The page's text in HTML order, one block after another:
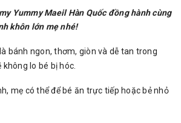
Yummy Maeil Hàn Quốc đồng hành cùng
khôn lớn mẹ nhé!
bánh ngon, thơm, giòn và dễ tan trong
lo bé bị hóc.
mẹ có thể để bé ăn trực tiếp hoặc bẻ nhỏ